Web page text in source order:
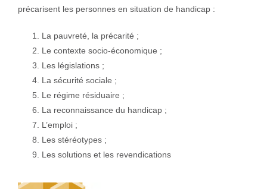
précarisent les personnes en situation de handicap :
La pauvreté, la précarité ;
Le contexte socio-économique ;
Les législations ;
La sécurité sociale ;
Le régime résiduaire ;
La reconnaissance du handicap ;
L’emploi ;
Les stéréotypes ;
Les solutions et les revendications